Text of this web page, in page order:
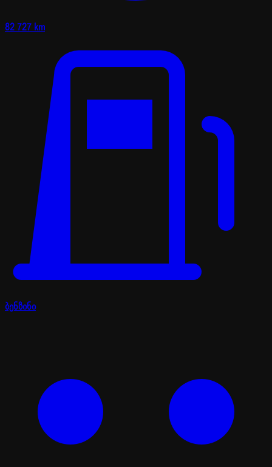
82 727 km
ბენზინი